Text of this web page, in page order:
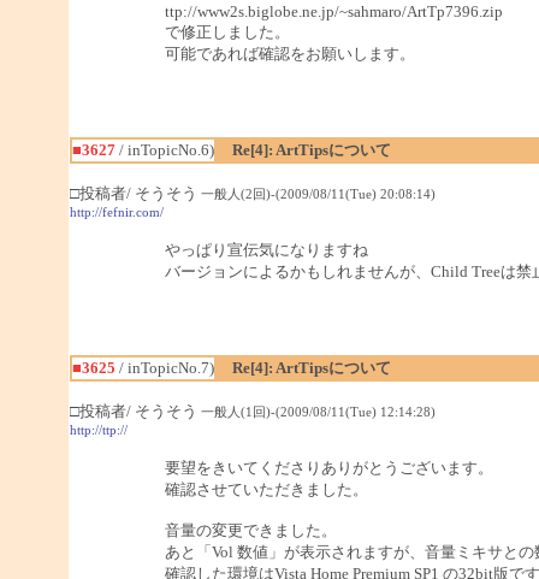
ttp://www2s.biglobe.ne.jp/~sahmaro/ArtTp7396.zip
で修正しました。
可能であれば確認をお願いします。
■3627/ inTopicNo.6) Re[4]: ArtTipsについて
□投稿者/ そうそう 一般人(2回)-(2009/08/11(Tue) 20:08:14)
http://fefnir.com/
やっぱり宣伝気になりますね
バージョンによるかもしれませんが、Child Treeは
■3625 / inTopicNo.7) Re[4]: ArtTipsについて
□投稿者/ そうそう 一般人(1回)-(2009/08/11(Tue) 12:14:28)
http://ttp://
要望をきいてくださりありがとうございます。
確認させていただきました。
音量の変更できました。
あと「Vol 数値」が表示されますが、音量ミキサと
確認した環境はVista Home Premium SP1 の32bit版で